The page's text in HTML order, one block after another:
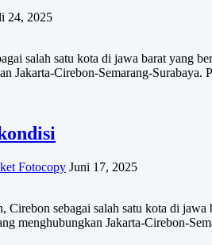
24, 2025
salah satu kota di jawa barat yang
Jakarta-Cirebon-Semarang-
Fotocopy Juni 17, 2025
sebagai salah satu kota di
menghubungkan Jakarta-Cirebon-